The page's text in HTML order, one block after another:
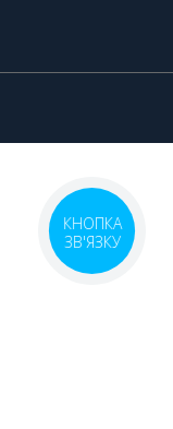
КНОПКА
ЗВ'ЯЗКУ